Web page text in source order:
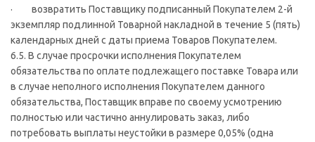
· возвратить Поставщику подписанный Покупателем 2-й
экземпляр подлинной Товарной накладной в течение 5 (пять)
календарных дней с даты приема Товаров Покупателем.
6.5. В случае просрочки исполнения Покупателем
обязательства по оплате подлежащего поставке Товара или
в случае неполного исполнения Покупателем данного
обязательства, Поставщик вправе по своему усмотрению
полностью или частично аннулировать заказ, либо
потребовать выплаты неустойки в размере 0,05% (одна